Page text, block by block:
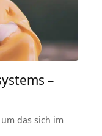
–
das sich im